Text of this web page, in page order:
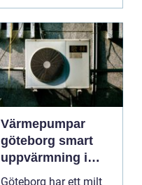
Värmepumpar
göteborg smart
uppvärmning i
kustklimat
Göteborg har ett milt